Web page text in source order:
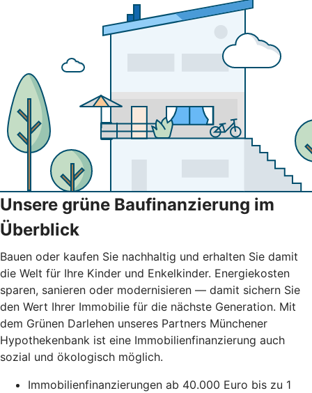
Unsere grüne Baufinanzierung im
Überblick
Bauen oder kaufen Sie nachhaltig und erhalten Sie damit
die Welt für Ihre Kinder und Enkelkinder. Energiekosten
sparen, sanieren oder modernisieren — damit sichern Sie
den Wert Ihrer Immobilie für die nächste Generation. Mit
dem Grünen Darlehen unseres Partners Münchener
Hypothekenbank ist eine Immobilienfinanzierung auch
sozial und ökologisch möglich.
Immobilienfinanzierungen ab 40.000 Euro bis zu 1